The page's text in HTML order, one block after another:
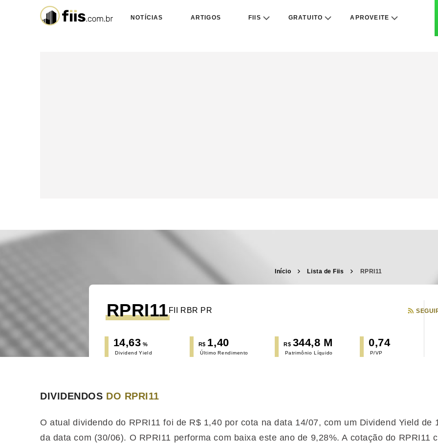
NOTÍCIAS ARTIGOS FIIS GRATUITO APROVEITE
Início Lista de Fiis RPRI11
RPRI11FII RBR PR
14,63 %
Dividend Yield
R$ 1,40
Último Rendimento
R$ 344,8 M
Patrimônio Líquido
0,74
P/VP
DIVIDENDOS DO RPRI11
O atual dividendo do RPRI11 foi de R$ 1,40 por cota na data 14/07, com um Dividend Yield de
da data com (30/06). O RPRI11 performacom baixa este ano de 9,28%. A cotação do RPRI11